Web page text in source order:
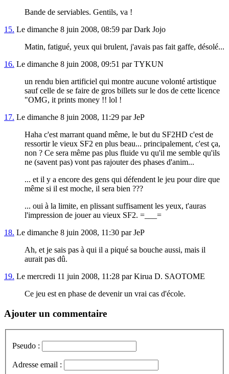
Bande de serviables. Gentils, va !
15. Le dimanche 8 juin 2008, 08:59 par Dark Jojo
Matin, fatigué, yeux qui brulent, j'avais pas fait gaffe, désolé...
16. Le dimanche 8 juin 2008, 09:51 par TYKUN
un rendu bien artificiel qui montre aucune volonté artistique
sauf celle de se faire de gros billets sur le dos de cette licence
"OMG, it prints money !! lol !
17. Le dimanche 8 juin 2008, 11:29 par JeP
Haha c'est marrant quand même, le but du SF2HD c'est de
ressortir le vieux SF2 en plus beau... principalement, c'est ça,
non ? Ce sera même pas plus fluide vu qu'il me semble qu'ils
ne (savent pas) vont pas rajouter des phases d'anim...
... et il y a encore des gens qui défendent le jeu pour dire que
même si il est moche, il sera bien ???
... oui à la limite, en plissant suffisament les yeux, t'auras
l'impression de jouer au vieux SF2. =___=
18. Le dimanche 8 juin 2008, 11:30 par JeP
Ah, et je sais pas à qui il a piqué sa bouche aussi, mais il
aurait pas dû.
19. Le mercredi 11 juin 2008, 11:28 par Kirua D. SAOTOME
Ce jeu est en phase de devenir un vrai cas d'école.
Ajouter un commentaire
Pseudo :
Adresse email :